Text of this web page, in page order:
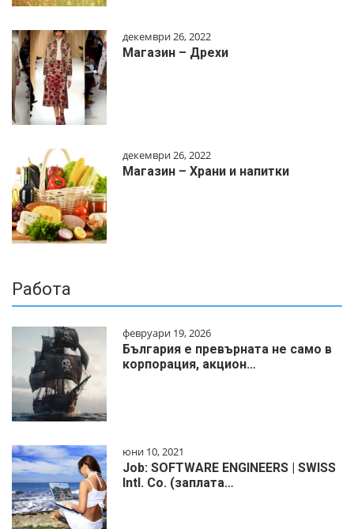
декември 26, 2022
Магазин – Дрехи
декември 26, 2022
Магазин – Храни и напитки
Работа
февруари 19, 2026
България е превърната не само в
корпорация, акцион…
юни 10, 2021
Job: SOFTWARE ENGINEERS | SWISS
Intl. Co. (заплата…